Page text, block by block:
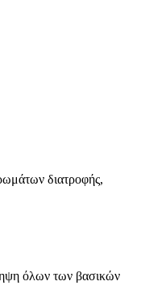
διατροφής,
όλων των βασικών